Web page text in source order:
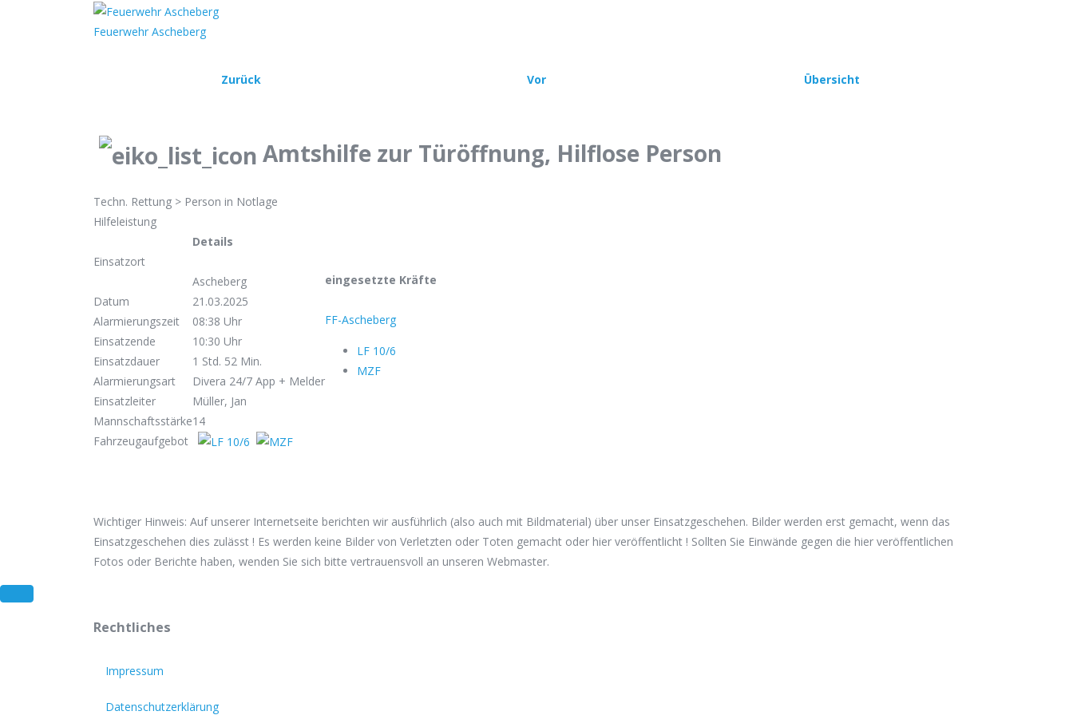
Feuerwehr Ascheberg
Zurück Vor Übersicht
Amtshilfe zur Türöffnung, Hilflose Person
Techn. Rettung > Person in Notlage
Hilfeleistung
Einsatzort
Details
Ascheberg
Datum
21.03.2025
Alarmierungszeit
08:38 Uhr
Einsatzende
10:30 Uhr
Einsatzdauer
1 Std. 52 Min.
Alarmierungsart
Divera 24/7 App + Melder
Einsatzleiter
Müller, Jan
Mannschaftsstärke14
eingesetzte Kräfte
FF-Ascheberg
LF 10/6
MZF
Fahrzeugaufgebot
Wichtiger Hinweis: Auf unserer Internetseite berichten wir ausführlich (also auch mit Bildmaterial) über unser Einsatzgeschehen. Bilder werden erst gemacht, wenn das
Einsatzgeschehen dies zulässt ! Es werden keine Bilder von Verletzten oder Toten gemacht oder hier veröffentlicht ! Sollten Sie Einwände gegen die hier veröffentlichen
Fotos oder Berichte haben, wenden Sie sich bitte vertrauensvoll an unseren Webmaster.
Rechtliches
Impressum
Datenschutzerklärung